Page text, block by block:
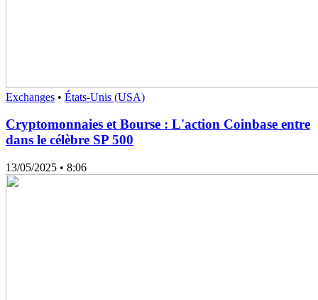
Exchanges • États-Unis (USA)
Cryptomonnaies et Bourse : L'action Coinbase entre
dans le célèbre SP 500
13/05/2025 • 8:06